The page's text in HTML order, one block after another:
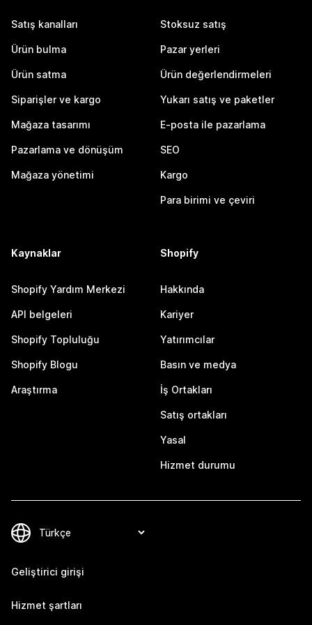
Satış kanalları
Ürün bulma
Ürün satma
Siparişler ve kargo
Mağaza tasarımı
Pazarlama ve dönüşüm
Mağaza yönetimi
Stoksuz satış
Pazar yerleri
Ürün değerlendirmeleri
Yukarı satış ve paketler
E-posta ile pazarlama
SEO
Kargo
Para birimi ve çeviri
Kaynaklar
Shopify Yardım Merkezi
API belgeleri
Shopify Topluluğu
Shopify Blogu
Araştırma
Shopify
Hakkında
Kariyer
Yatırımcılar
Basın ve medya
İş Ortakları
Satış ortakları
Yasal
Hizmet durumu
Geliştirici girişi
Hizmet şartları